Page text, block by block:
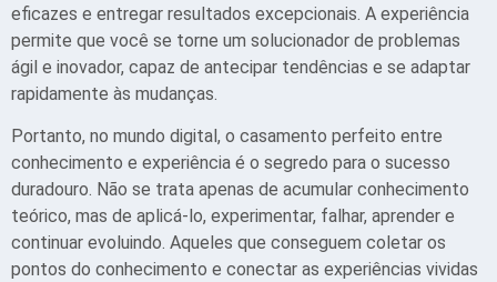
eficazes e entregar resultados excepcionais. A experiência
permite que você se torne um solucionador de problemas
ágil e inovador, capaz de antecipar tendências e se adaptar
rapidamente às mudanças.
Portanto, no mundo digital, o casamento perfeito entre
conhecimento e experiência é o segredo para o sucesso
duradouro. Não se trata apenas de acumular conhecimento
teórico, mas de aplicá-lo, experimentar, falhar, aprender e
continuar evoluindo. Aqueles que conseguem coletar os
pontos do conhecimento e conectar as experiências vividas